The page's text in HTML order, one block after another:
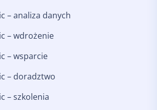
– analiza danych
– wdrożenie
– wsparcie
– doradztwo
– szkolenia